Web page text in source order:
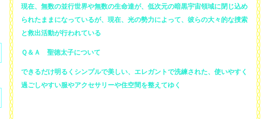
現在、無数の並行世界や無数の生命達が、低次元の暗黒宇宙領域に閉じ込め
られたままになっているが、現在、光の勢力によって、彼らの大々的な捜索
と救出活動が行われている
Ｑ＆Ａ 聖徳太子について
できるだけ明るくシンプルで美しい、エレガントで洗練された、使いやすく
過ごしやすい服やアクセサリーや住空間を整えてゆく